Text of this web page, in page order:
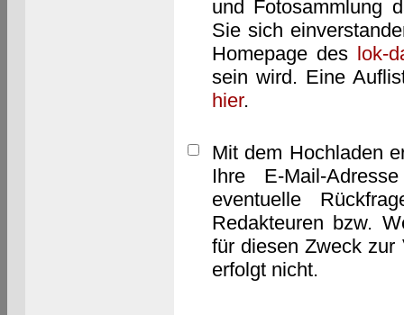
und Fotosammlung
Sie sich
Homepage des lok-
sein wird. Eine
hier.
Mit dem Hochladen
Ihre E-Mail-
eventuelle
Redakteuren bzw.
für diesen Zweck zur
erfolgt nicht.